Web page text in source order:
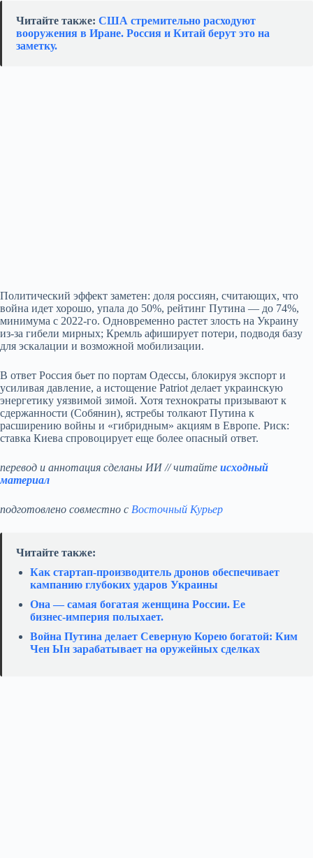
Читайте также: США стремительно расходуют
вооружения в Иране. Россия и Китай берут это на
заметку.
Политический эффект заметен: доля россиян, считающих, что
война идет хорошо, упала до 50%, рейтинг Путина — до 74%,
минимума с 2022‑го. Одновременно растет злость на Украину
из‑за гибели мирных; Кремль афиширует потери, подводя базу
для эскалации и возможной мобилизации.
В ответ Россия бьет по портам Одессы, блокируя экспорт и
усиливая давление, а истощение Patriot делает украинскую
энергетику уязвимой зимой. Хотя технократы призывают к
сдержанности (Собянин), ястребы толкают Путина к
расширению войны и «гибридным» акциям в Европе. Риск:
ставка Киева спровоцирует еще более опасный ответ.
перевод и аннотация сделаны ИИ // читайте исходный
материал
подготовлено совместно с Восточный Курьер
Читайте также:
Как стартап‑производитель дронов обеспечивает
кампанию глубоких ударов Украины
Она — самая богатая женщина России. Ее
бизнес‑империя полыхает.
Война Путина делает Северную Корею богатой: Ким
Чен Ын зарабатывает на оружейных сделках